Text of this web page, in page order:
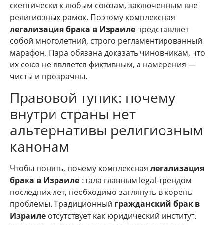
скептически к любым союзам, заключенным вне
религиозных рамок. Поэтому комплексная
легализация брака в Израиле представляет
собой многолетний, строго регламентированный
марафон. Пара обязана доказать чиновникам, что
их союз не является фиктивным, а намерения —
чисты и прозрачны.
Правовой тупик: почему
внутри страны нет
альтернативы религиозным
канонам
Чтобы понять, почему комплексная легализация
брака в Израиле стала главным legal-трендом
последних лет, необходимо заглянуть в корень
проблемы. Традиционный гражданский брак в
Израиле отсутствует как юридический институт.